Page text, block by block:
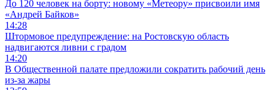
До 120 человек на борту: новому «Метеору» присвоили имя
«Андрей Байков»
14:28
Штормовое предупреждение: на Ростовскую область
надвигаются ливни с градом
14:20
В Общественной палате предложили сократить рабочий день
из-за жары